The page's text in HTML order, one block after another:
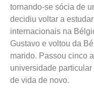
tornando-se sócia de
decidiu voltar a
internacionais na
Gustavo e voltou da
marido. Passou cinco
universidade
de vida de novo.